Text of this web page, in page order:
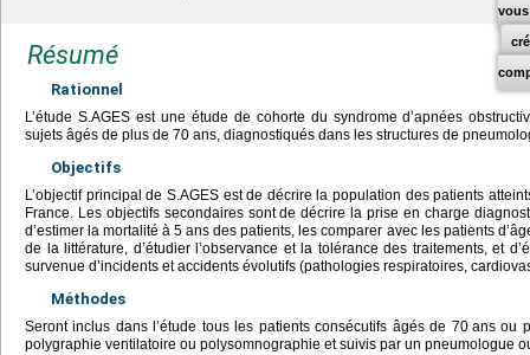
vous
Résumé
Rationnel
L’étude S.AGES est une étude de cohorte du syndrome d’apnées
sujets âgés de plus de 70 ans, diagnostiqués dans les structures de
Objectifs
L’objectif principal de S.AGES est de décrire la population des patients
France. Les objectifs secondaires sont de décrire la prise en charge
d’estimer la mortalité à 5 ans des patients, les comparer avec les patients
de la littérature, d’étudier l’observance et la tolérance des traitements, et
survenue d’incidents et accidents évolutifs (pathologies respiratoires,
Méthodes
Seront inclus dans l’étude tous les patients consécutifs âgés de 70 ans ou
polygraphie ventilatoire ou polysomnographie et suivis par un pneumologue